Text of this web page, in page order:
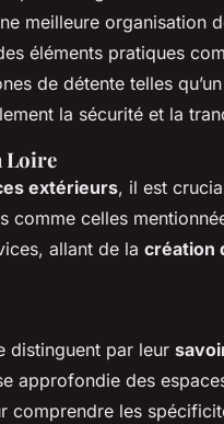
meilleure organisation
éléments pratiques
de détente telles qu’un
la sécurité et la
Loire
extérieurs, il est
comme celles
allant de la création
distinguent par leur
approfondie des
comprendre les